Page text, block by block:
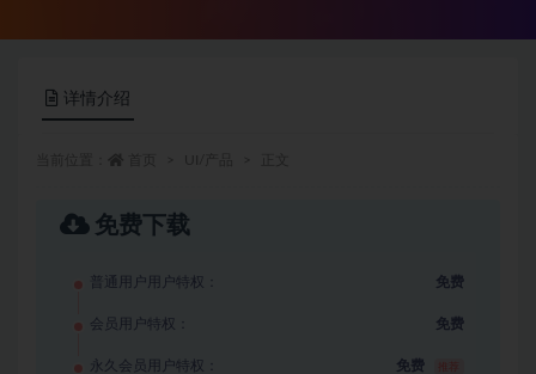
详情介绍
免费下载
普通用户用户特权： 免费
会员用户特权： 免费
永久会员用户特权： 免费